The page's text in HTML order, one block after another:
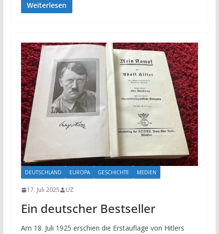
Weiterlesen
DEUTSCHLAND EUROPA GESCHICHTE MEDIEN
17. Juli 2025 UZ
Ein deutscher Bestseller
Am 18. Juli 1925 erschien die Erstauflage von Hitlers